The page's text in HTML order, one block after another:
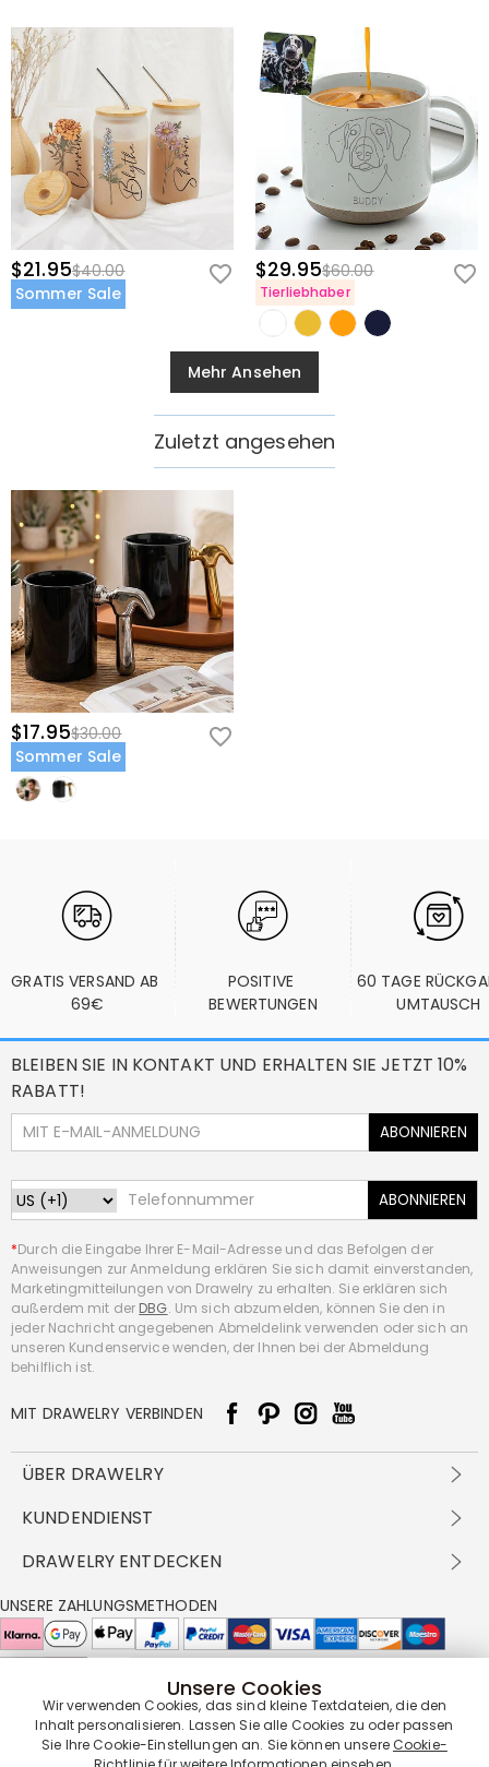
$21.95$40.00
Sommer Sale
$29.95$60.00
Tierliebhaber
Mehr Ansehen
Zuletzt angesehen
$17.95$30.00
Sommer Sale
GRATIS VERSAND AB
69€
POSITIVE
BEWERTUNGEN
60 TAGE
UMTAUSCH
BLEIBEN SIE IN KONTAKT UND ERHALTEN SIE JETZT 10%
RABATT!
ABONNIEREN
ABONNIEREN
*Durch die Eingabe Ihrer E-Mail-Adresse und das Befolgen der
Anweisungen zur Anmeldung erklären Sie sich damit einverstanden,
Marketingmitteilungen von Drawelry zu erhalten. Sie erklären sich
außerdem mit der DBG. Um sich abzumelden, können Sie den in
jeder Nachricht angegebenen Abmeldelink verwenden oder sich an
unseren Kundenservice wenden, der Ihnen bei der Abmeldung
behilflich ist.
MIT DRAWELRY VERBINDEN
ÜBER DRAWELRY
Über Uns
DBG
FAQ
Cookie-Richtlinie
KUNDENDIENST
Versandbedingungen
Rückgabe & Umtausch
Pflegehinweis
DRAWELRY ENTDECKEN
Großhandelsangebot
Drawelry Prime
Bonusprogramm
UNSERE ZAHLUNGSMETHODEN
UNSERE LIEFERPARTNER
Unsere Cookies
Wir verwenden Cookies, das sind kleine Textdateien, die den
Inhalt personalisieren. Lassen Sie alle Cookies zu oder passen
Sie Ihre Cookie-Einstellungen an. Sie können unsereCookie-